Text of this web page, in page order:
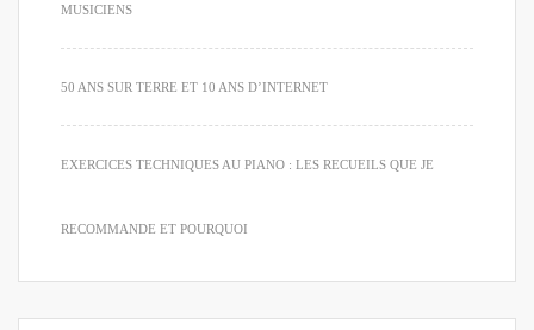
MUSICIENS
50 ANS SUR TERRE ET 10 ANS D’INTERNET
EXERCICES TECHNIQUES AU PIANO : LES RECUEILS QUE JE
RECOMMANDE ET POURQUOI